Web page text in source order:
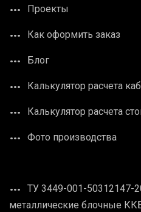
Проекты
Как оформить заказ
Блог
Калькулятор расчета
Калькулятор расчета
Фото производства
ТУ 3449-001-50312147-
металлические блочные